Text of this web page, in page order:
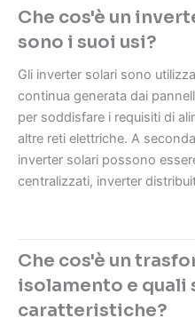
Che cos'è un
sono i suoi usi?
Gli inverter solari sono
continua generata dai
per soddisfare i requisiti di
altre reti elettriche. A
inverter solari possono
centralizzati, inverter
Che cos'è un
isolamento e quali
caratteristiche?